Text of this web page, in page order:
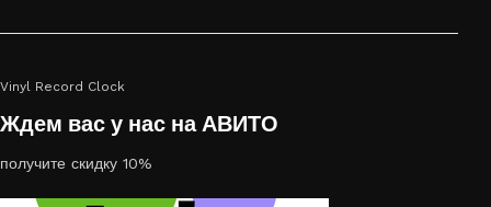
Vinyl Record Clock
Ждем вас у нас на АВИТО
получите скидку 10%